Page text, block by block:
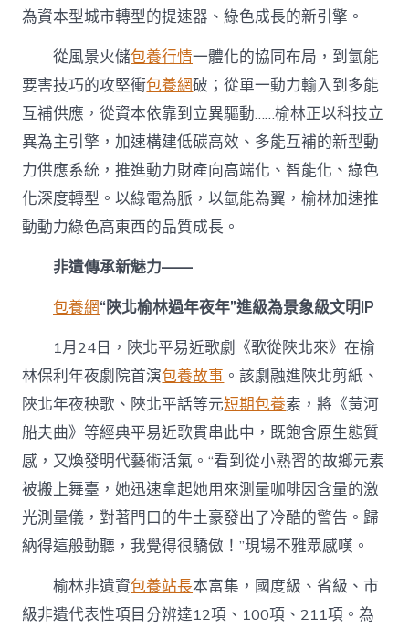
為資本型城市轉型的提速器、綠色成長的新引擎。
從風景火儲包養行情一體化的協同布局，到氫能
要害技巧的攻堅衝包養網破；從單一動力輸入到多能
互補供應，從資本依靠到立異驅動……榆林正以科技立
異為主引擎，加速構建低碳高效、多能互補的新型動
力供應系統，推進動力財產向高端化、智能化、綠色
化深度轉型。以綠電為脈，以氫能為翼，榆林加速推
動動力綠色高東西的品質成長。
非遺傳承新魅力——
包養網“陜北榆林過年夜年”進級為景象級文明IP
1月24日，陜北平易近歌劇《歌從陜北來》在榆
林保利年夜劇院首演包養故事 。該劇融進陜北剪紙、
陜北年夜秧歌、陜北平話等元短期包養素，將《黃河
船夫曲》等經典平易近歌貫串此中，既飽含原生態質
感，又煥發明代藝術活氣。“看到從小熟習的故鄉元素
被搬上舞臺，她迅速拿起她用來測量咖啡因含量的激
光測量儀，對著門口的牛土豪發出了冷酷的警告。歸
納得這般動聽，我覺得很驕傲！”現場不雅眾感嘆。
榆林非遺資包養站長本富集，國度級、省級、市
級非遺代表性項目分辨達12項、100項、211項。為